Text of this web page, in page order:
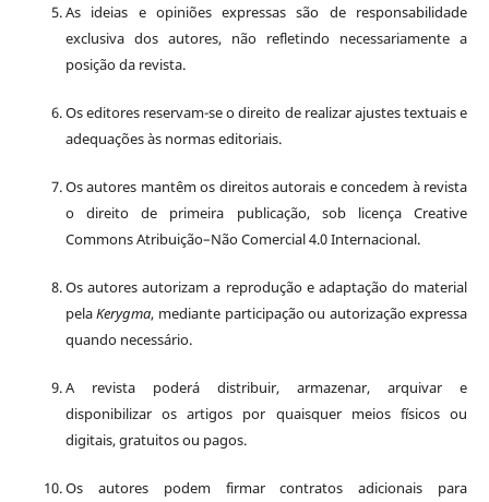
As ideias e opiniões expressas são de responsabilidade
exclusiva dos autores, não refletindo necessariamente a
posição da revista.
Os editores reservam-se o direito de realizar ajustes textuais e
adequações às normas editoriais.
Os autores mantêm os direitos autorais e concedem à revista
o direito de primeira publicação, sob licença Creative
Commons Atribuição–Não Comercial 4.0 Internacional.
Os autores autorizam a reprodução e adaptação do material
pelaKerygma, mediante participação ou autorização expressa
quando necessário.
A revista poderá distribuir, armazenar, arquivar e
disponibilizar os artigos por quaisquer meios físicos ou
digitais, gratuitos ou pagos.
Os autores podem firmar contratos adicionais para